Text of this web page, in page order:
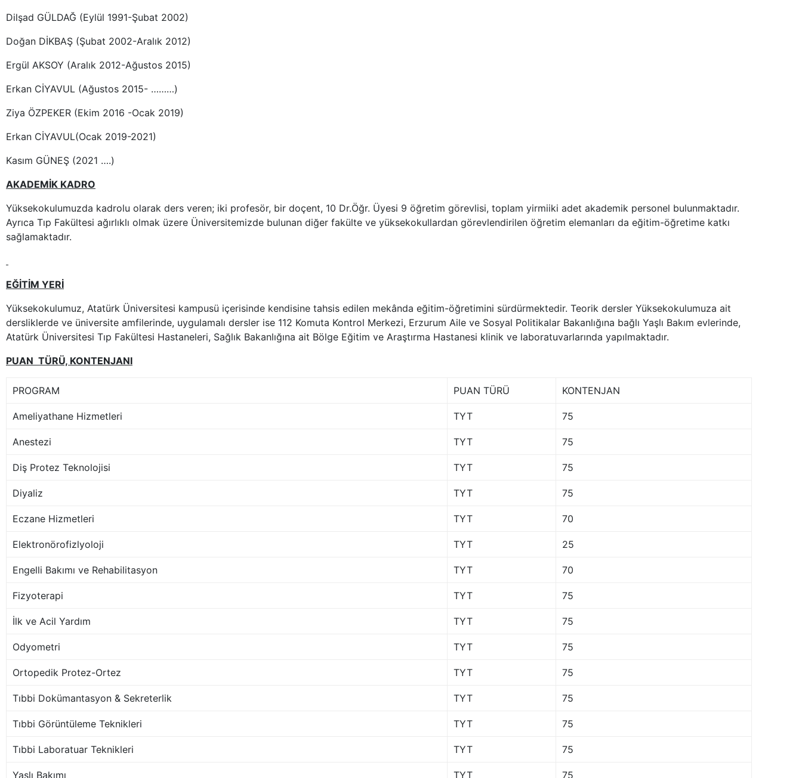
Dilşad GÜLDAĞ (Eylül 1991-Şubat 2002)
Doğan DİKBAŞ (Şubat 2002-Aralık 2012)
Ergül AKSOY (Aralık 2012-Ağustos 2015)
Erkan CİYAVUL (Ağustos 2015- ………)
Ziya ÖZPEKER (Ekim 2016 -Ocak 2019)
Erkan CİYAVUL(Ocak 2019-2021)
Kasım GÜNEŞ (2021 ….)
AKADEMİK KADRO
Yüksekokulumuzda kadrolu olarak ders veren; iki profesör, bir doçent, 10 Dr.Öğr. Üyesi 9 öğretim görevlisi, toplam yirmiiki adet akademik personel bulunmaktadır.
Ayrıca Tıp Fakültesi ağırlıklı olmak üzere Üniversitemizde bulunan diğer fakülte ve yüksekokullardan görevlendirilen öğretim elemanları da eğitim-öğretime katkı
sağlamaktadır.
EĞİTİM YERİ
Yüksekokulumuz, Atatürk Üniversitesi kampusü içerisinde kendisine tahsis edilen mekânda eğitim-öğretimini sürdürmektedir. Teorik dersler Yüksekokulumuza ait
dersliklerde ve üniversite amfilerinde, uygulamalı dersler ise 112 Komuta Kontrol Merkezi, Erzurum Aile ve Sosyal Politikalar Bakanlığına bağlı Yaşlı Bakım evlerinde,
Atatürk Üniversitesi Tıp Fakültesi Hastaneleri, Sağlık Bakanlığına ait Bölge Eğitim ve Araştırma Hastanesi klinik ve laboratuvarlarında yapılmaktadır.
PUAN TÜRÜ, KONTENJANI
PROGRAM PUAN TÜRÜ KONTENJAN
Ameliyathane Hizmetleri TYT 75
Anestezi TYT 75
Diş Protez Teknolojisi TYT 75
Diyaliz TYT 75
Eczane Hizmetleri TYT 70
Elektronörofizlyoloji TYT 25
Engelli Bakımı ve Rehabilitasyon TYT 70
Fizyoterapi TYT 75
İlk ve Acil Yardım TYT 75
Odyometri TYT 75
Ortopedik Protez-Ortez TYT 75
Tıbbi Dokümantasyon & Sekreterlik TYT 75
Tıbbi Görüntüleme Teknikleri TYT 75
Tıbbi Laboratuar Teknikleri TYT 75
Yaşlı Bakımı TYT 75